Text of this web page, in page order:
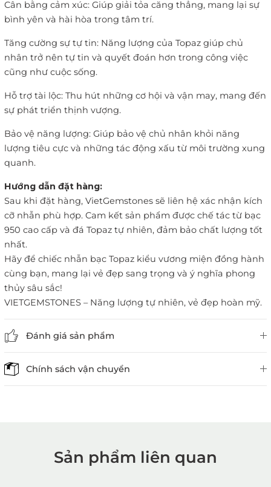
Cân bằng cảm xúc: Giúp giải tỏa căng thẳng, mang lại sự
bình yên và hài hòa trong tâm trí.
Tăng cường sự tự tin: Năng lượng của Topaz giúp chủ
nhân trở nên tự tin và quyết đoán hơn trong công việc
cũng như cuộc sống.
Hỗ trợ tài lộc: Thu hút những cơ hội và vận may, mang đến
sự phát triển thịnh vượng.
Bảo vệ năng lượng: Giúp bảo vệ chủ nhân khỏi năng
lượng tiêu cực và những tác động xấu từ môi trường xung
quanh.
Hướng dẫn đặt hàng:
Sau khi đặt hàng, VietGemstones sẽ liên hệ xác nhận kích
cỡ nhẫn phù hợp. Cam kết sản phẩm được chế tác từ bạc
950 cao cấp và đá Topaz tự nhiên, đảm bảo chất lượng tốt
nhất.
Hãy để chiếc nhẫn bạc Topaz kiểu vương miện đồng hành
cùng bạn, mang lại vẻ đẹp sang trọng và ý nghĩa phong
thủy sâu sắc!
VIETGEMSTONES – Năng lượng tự nhiên, vẻ đẹp hoàn mỹ.
Đánh giá sản phẩm
Chính sách vận chuyển
1. Mua hàng trực tiếp tại VietGemstones
Sản phẩm liên quan